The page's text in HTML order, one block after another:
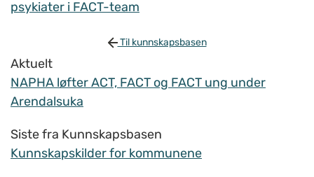
psykiater i FACT-team
Til kunnskapsbasen
Aktuelt
NAPHA løfter ACT, FACT og FACT ung under
Arendalsuka
Siste fra Kunnskapsbasen
Kunnskapskilder for kommunene